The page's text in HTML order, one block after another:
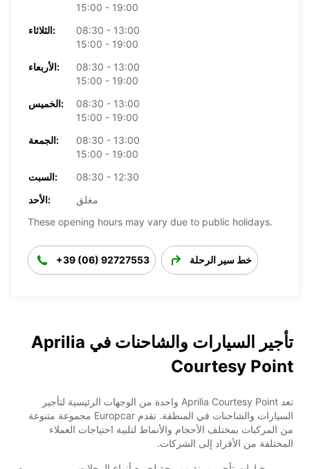
15:00 - 19:00
الثلاثاء:
08:30 - 13:00
15:00 - 19:00
الأربعاء:
08:30 - 13:00
15:00 - 19:00
الخميس:
08:30 - 13:00
15:00 - 19:00
الجمعة:
08:30 - 13:00
15:00 - 19:00
السبت:
08:30 - 12:30
الأحد:
مغلق
These opening hours may vary due to public holidays.
+39 (06) 92727553 خط سير الرحلة
تأجير السيارات والشاحنات في Aprilia
Courtesy Point
تعد Aprilia Courtesy Point واحدة من الوجهات الرئيسية لتأجير
السيارات والشاحنات في المنطقة. تقدم Europcar مجموعة متنوعة
من المركبات بمختلف الأحجام والأنماط لتلبية احتياجات العملاء
المختلفة من الأفراد إلى الشركات.